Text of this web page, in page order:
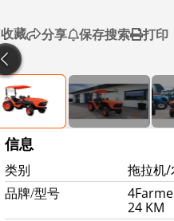
收藏
分享 保存搜索 打印
信息
类别
拖拉机/
品牌/型号
24 KM